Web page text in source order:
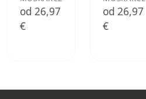
od 26,97
€
od 26,97
€